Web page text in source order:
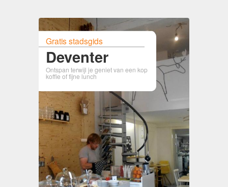
Gratis stadsgids
Deventer
Ontspan terwijl je geniet van een kop
koffie of fijne lunch